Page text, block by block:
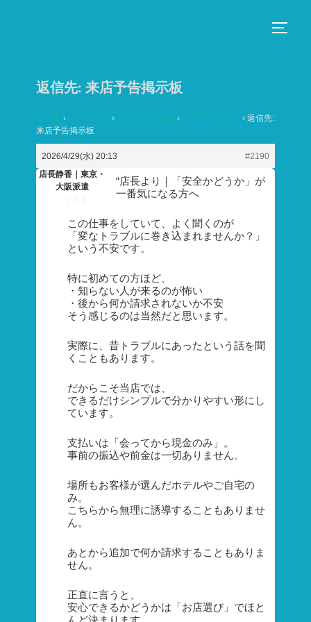
返信先: 来店予告掲示板
HOME › フォーラム › 来店予告掲示板 › 来店予告掲示板 › 返信先:
来店予告掲示板
2026/4/29(水) 20:13
#2190
店長静香｜東京・
大阪派遣
“店長より｜「安全かどうか」が
一番気になる方へ
この仕事をしていて、よく聞くのが
「変なトラブルに巻き込まれませんか？」
という不安です。
特に初めての方ほど、
・知らない人が来るのが怖い
・後から何か請求されないか不安
そう感じるのは当然だと思います。
実際に、昔トラブルにあったという話を聞
くこともあります。
だからこそ当店では、
できるだけシンプルで分かりやすい形にし
ています。
支払いは「会ってから現金のみ」。
事前の振込や前金は一切ありません。
場所もお客様が選んだホテルやご自宅の
み。
こちらから無理に誘導することもありませ
ん。
あとから追加で何か請求することもありま
せん。
正直に言うと、
安心できるかどうかは「お店選び」でほと
んど決まります。